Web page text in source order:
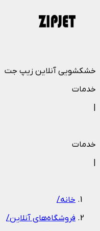
خشکشویی آنلاین زیپ جت
خدمات
خدمات
خانه/
فروشگاه‌های آنلاین/